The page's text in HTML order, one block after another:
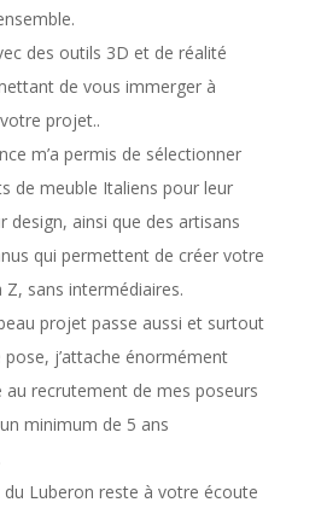
des outils 3D et de réalité
de vous immerger à
projet..
m’a permis de sélectionner
de meuble Italiens pour leur
design, ainsi que des artisans
qui permettent de créer votre
sans intermédiaires.
projet passe aussi et surtout
pose, j’attache énormément
au recrutement de mes poseurs
minimum de 5 ans
Luberon reste à votre écoute